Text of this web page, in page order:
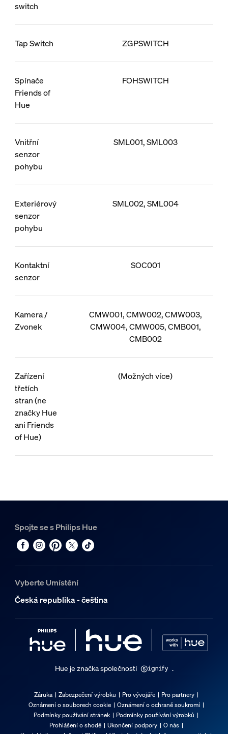
switch
Tap Switch ZGPSWITCH
Spínače
Friends of
Hue
FOHSWITCH
Vnitřní
senzor
pohybu
SML001, SML003
Exteriérový
senzor
pohybu
SML002, SML004
Kontaktní
senzor
SOC001
Kamera /
Zvonek
CMW001, CMW002, CMW003,
CMW004, CMW005, CMB001,
CMB002
Zařízení
třetích
stran (ne
značky Hue
ani Friends
of Hue)
(Možných více)
Spojte se s Philips Hue
Vyberte Umístění
Česká republika - čeština
Hue je značka společnosti .
Záruka Zabezpečení výrobku Pro vývojáře
Pro partnery
Oznámení o souborech cookie
Oznámení o ochraně soukromí
Podmínky používání stránek
Podmínky používání výrobků
Prohlášení o shodě
Ukončení podpory
O nás